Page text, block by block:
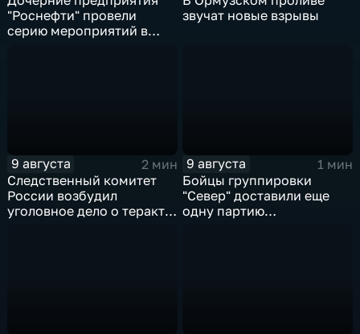
"Роснефти" провели
серию мероприятий в
звучат новые взрывы
9 августа
2 мин
Следственный комитет
России возбудил
уголовное дело о теракте
9 августа
1 мин
Бойцы группировки
"Север" доставили еще
одну партию